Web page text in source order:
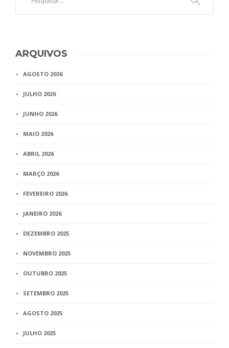
ARQUIVOS
AGOSTO 2026
JULHO 2026
JUNHO 2026
MAIO 2026
ABRIL 2026
MARÇO 2026
FEVEREIRO 2026
JANEIRO 2026
DEZEMBRO 2025
NOVEMBRO 2025
OUTUBRO 2025
SETEMBRO 2025
AGOSTO 2025
JULHO 2025